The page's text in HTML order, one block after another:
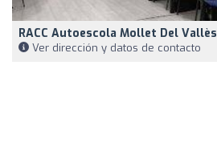
RACC Autoescola Mollet Del Vallès
Ver dirección y datos de contacto